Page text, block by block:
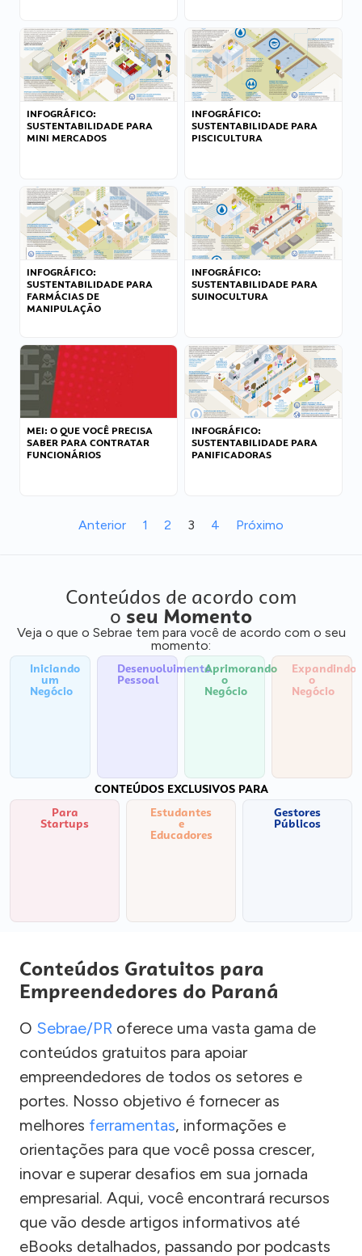
INFOGRÁFICO:
SUSTENTABILIDADE PARA
MINI MERCADOS
INFOGRÁFICO:
SUSTENTABILIDADE PARA
PISCICULTURA
INFOGRÁFICO:
SUSTENTABILIDADE PARA
FARMÁCIAS DE
MANIPULAÇÃO
INFOGRÁFICO:
SUSTENTABILIDADE PARA
SUINOCULTURA
MEI: O QUE VOCÊ PRECISA
SABER PARA CONTRATAR
FUNCIONÁRIOS
INFOGRÁFICO:
SUSTENTABILIDADE PARA
PANIFICADORAS
Anterior 1 2 3 4 Próximo
Conteúdos de acordo com
o seu Momento
Veja o que o Sebrae tem para você de acordo com o seu
momento:
Iniciando
um
Negócio
Desenvolvimento
Pessoal
Aprimorando
o
Negócio
Expandindo
o
Negócio
CONTEÚDOS EXCLUSIVOS PARA
Para
Startups
Estudantes
e
Educadores
Gestores
Públicos
Conteúdos Gratuitos para
Empreendedores do Paraná
O Sebrae/PR oferece uma vasta gama de
conteúdos gratuitos para apoiar
empreendedores de todos os setores e
portes. Nosso objetivo é fornecer as
melhores ferramentas, informações e
orientações para que você possa crescer,
inovar e superar desafios em sua jornada
empresarial. Aqui, você encontrará recursos
que vão desde artigos informativos até
eBooks detalhados, passando por podcasts